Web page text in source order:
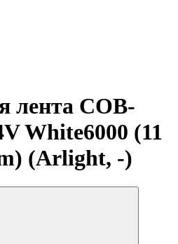
лента COB-
White6000 (11
(Arlight, -)